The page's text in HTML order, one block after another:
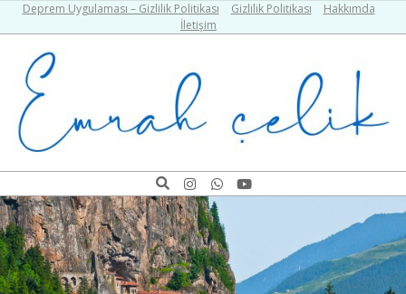
content
Deprem Uygulaması – Gizlilik Politikası Gizlilik Politikası
Hakkımda
İletişim
Emrah
Çelik
Search
Navigation
Menu